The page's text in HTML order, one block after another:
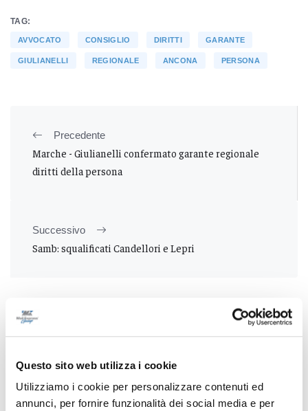
Questo sito web utilizza i cookie
Utilizziamo i cookie per personalizzare contenuti ed
annunci, per fornire funzionalità dei social media e per
TAG:
AVVOCATO CONSIGLIO DIRITTI GARANTE
GIULIANELLI REGIONALE ANCONA PERSONA
Precedente
Marche - Giulianelli confermato garante regionale
diritti della persona
Successivo
Samb: squalificati Candellori e Lepri